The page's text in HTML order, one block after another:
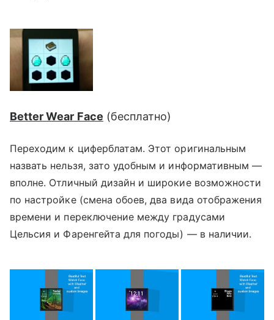
Better Wear Face (бесплатно)
Переходим к циферблатам. Этот оригинальным
назвать нельзя, зато удобным и информативным —
вполне. Отличный дизайн и широкие возможности
по настройке (смена обоев, два вида отображения
времени и переключение между градусами
Цельсия и Фаренгейта для погоды) — в наличии.